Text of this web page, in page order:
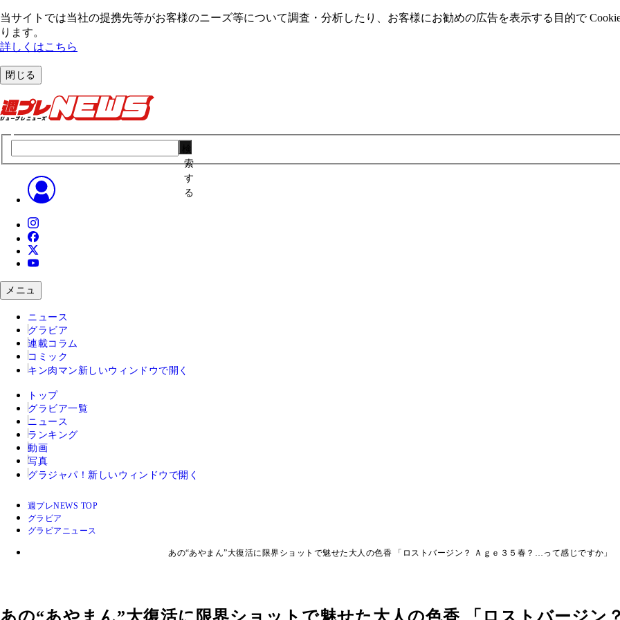
当サイトでは当社の提携先等がお客様のニーズ等について調査・分析したり、お客様にお勧めの広告を表⽰する⽬的で
ります。
詳しくはこちら
閉じる
索
す
る
メニュ
ニュース
グラビア
連載コラム
コミック
キン肉マン 新しいウィンドウで開く
トップ
グラビア一覧
ニュース
ランキング
動画
写真
グラジャパ！ 新しいウィンドウで開く
週プレNEWS TOP
グラビア
グラビアニュース
あの“あやまん”大復活に限界ショットで魅せた大人の色香 「ロストバージン？ Ａｇｅ３５春？…って感じですか」
あの“あやまん”大復活に限界ショットで魅せた大人の色香 「ロストバージン